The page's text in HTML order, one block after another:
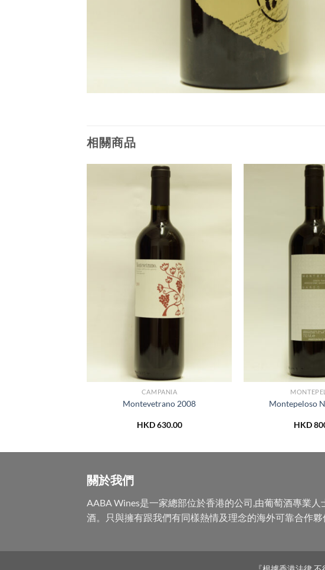
相關商品
CAMPANIA
Montevetrano 2008
HKD630.00
Montepeloso
HKD
關於我們
AABA Wines是一家總部位於香港的公司,由葡萄酒專業
酒。只與擁有跟我們有同樣熱情及理念的海外可靠合作